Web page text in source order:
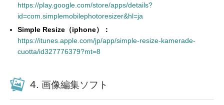
https://play.google.com/store/apps/details?
id=com.simplemobilephotoresizer&hl=ja
Simple Resize（iphone）：
https://itunes.apple.com/jp/app/simple-resize-kamerade-
cuotta/id327776379?mt=8
4. 画像編集ソフト